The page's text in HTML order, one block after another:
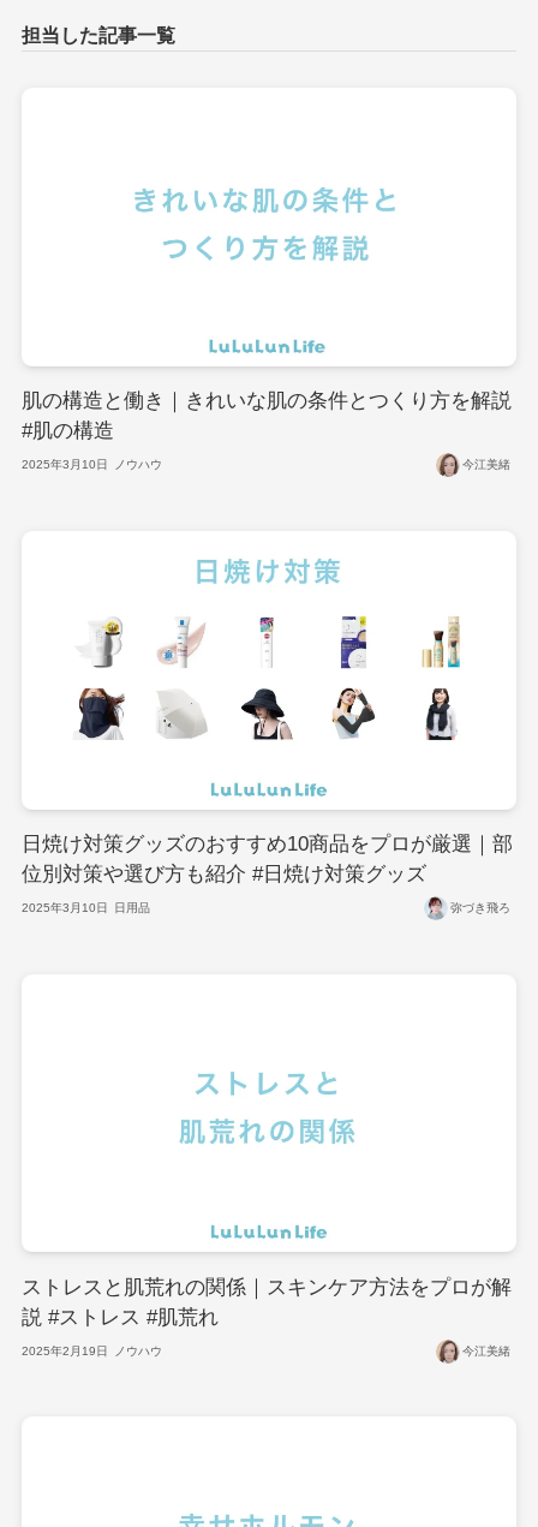
肌の構造と働き｜きれいな肌の条件とつくり方を解説
#肌の構造
2025年3月10日 ノウハウ 今江美緒
日焼け対策グッズのおすすめ10商品をプロが厳選｜部
位別対策や選び方も紹介 #日焼け対策グッズ
2025年3月10日 日用品 弥づき飛ろ
ストレスと肌荒れの関係｜スキンケア方法をプロが解
説 #ストレス #肌荒れ
2025年2月19日 ノウハウ 今江美緒